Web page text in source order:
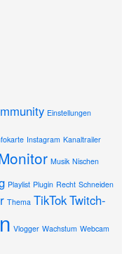
Einstellungen
Instagram Kanaltrailer
Musik Nischen
Playlist Plugin Recht Schneiden
Thema TikTokTwitch-
Vlogger Wachstum Webcam